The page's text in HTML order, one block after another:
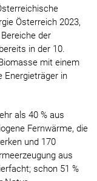
Österreich 2023,
der
in der 10.
mit einem
Energieträger in
als 40 % aus
Fernwärme, die
und 170
aus
schon 51 %